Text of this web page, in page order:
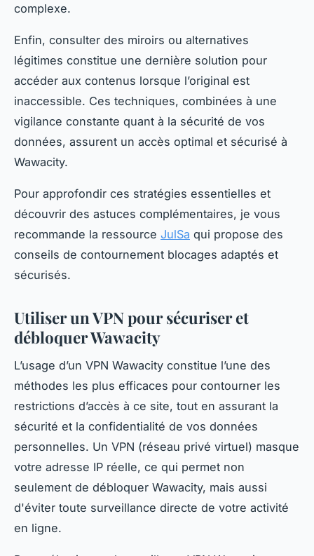
complexe.
Enfin, consulter des miroirs ou alternatives
légitimes constitue une dernière solution pour
accéder aux contenus lorsque l’original est
inaccessible. Ces techniques, combinées à une
vigilance constante quant à la sécurité de vos
données, assurent un accès optimal et sécurisé à
Wawacity.
Pour approfondir ces stratégies essentielles et
découvrir des astuces complémentaires, je vous
recommande la ressource JulSa qui propose des
conseils de contournement blocages adaptés et
sécurisés.
Utiliser un VPN pour sécuriser et
débloquer Wawacity
L’usage d’un VPN Wawacity constitue l’une des
méthodes les plus efficaces pour contourner les
restrictions d’accès à ce site, tout en assurant la
sécurité et la confidentialité de vos données
personnelles. Un VPN (réseau privé virtuel) masque
votre adresse IP réelle, ce qui permet non
seulement de débloquer Wawacity, mais aussi
d'éviter toute surveillance directe de votre activité
en ligne.